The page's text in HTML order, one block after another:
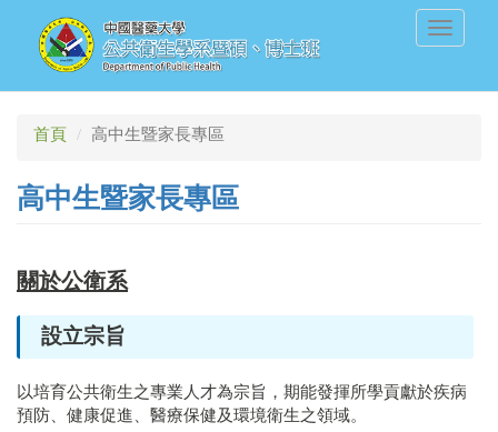
Toggle
首頁 高中生暨家長專區
高中生暨家長專區
關於公衛系
設立宗旨
以培育公共衛生之專業人才為宗旨，期能發揮所學貢獻於疾病
預防、健康促進、醫療保健及環境衛生之領域。